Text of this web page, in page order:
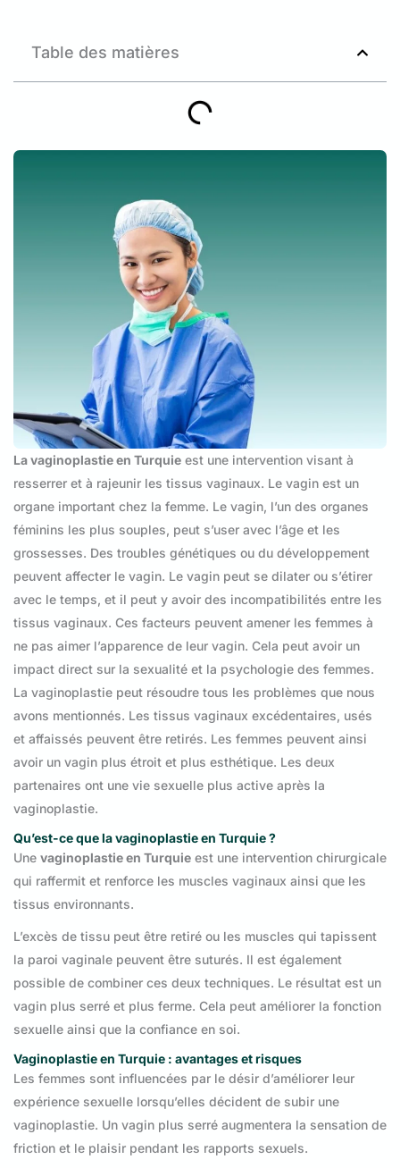
Table des matières
La vaginoplastie en Turquie est une intervention visant à
resserrer et à rajeunir les tissus vaginaux. Le vagin est un
organe important chez la femme. Le vagin, l’un des organes
féminins les plus souples, peut s’user avec l’âge et les
grossesses. Des troubles génétiques ou du développement
peuvent affecter le vagin. Le vagin peut se dilater ou s’étirer
avec le temps, et il peut y avoir des incompatibilités entre les
tissus vaginaux. Ces facteurs peuvent amener les femmes à
ne pas aimer l’apparence de leur vagin. Cela peut avoir un
impact direct sur la sexualité et la psychologie des femmes.
La vaginoplastie peut résoudre tous les problèmes que nous
avons mentionnés. Les tissus vaginaux excédentaires, usés
et affaissés peuvent être retirés. Les femmes peuvent ainsi
avoir un vagin plus étroit et plus esthétique. Les deux
partenaires ont une vie sexuelle plus active après la
vaginoplastie.
Qu’est-ce que la vaginoplastie en Turquie ?
Une vaginoplastie en Turquie est une intervention chirurgicale
qui raffermit et renforce les muscles vaginaux ainsi que les
tissus environnants.
L’excès de tissu peut être retiré ou les muscles qui tapissent
la paroi vaginale peuvent être suturés. Il est également
possible de combiner ces deux techniques. Le résultat est un
vagin plus serré et plus ferme. Cela peut améliorer la fonction
sexuelle ainsi que la confiance en soi.
Vaginoplastie en Turquie : avantages et risques
Les femmes sont influencées par le désir d’améliorer leur
expérience sexuelle lorsqu’elles décident de subir une
vaginoplastie. Un vagin plus serré augmentera la sensation de
friction et le plaisir pendant les rapports sexuels.